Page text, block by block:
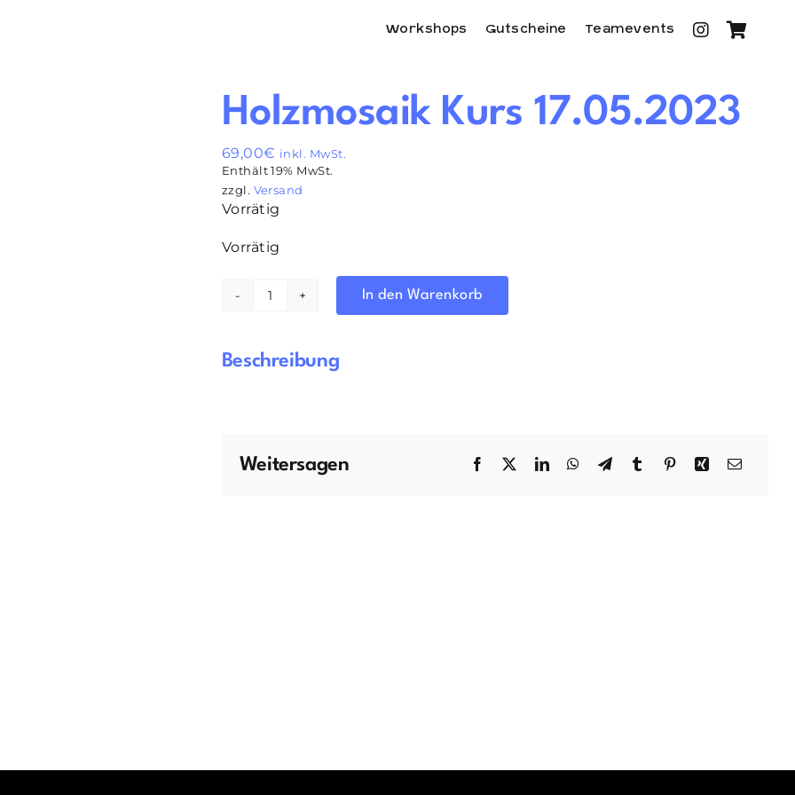
Workshops Gutscheine Teamevents
Holzmosaik Kurs 17.05.2023
69,00€ inkl. MwSt.
Enthält 19% MwSt.
zzgl. Versand
Vorrätig
Vorrätig
17.05.2023
In den Warenkorb
Beschreibung
Weitersagen